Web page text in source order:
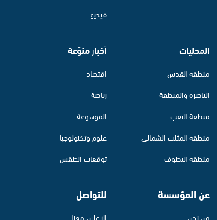
فيديو
المحليات
منطقة القدس
الناصرة والمنطقة
منطقة النقب
منطقة المثلث الشمالي
منطقة البطوف
أخبار منوّعة
اقتصاد
رياضة
الموسوعة
علوم وتكنولوجيا
توقعات الطقس
عن المؤسسة
من نحن
للتواصل
الإعلان معنا